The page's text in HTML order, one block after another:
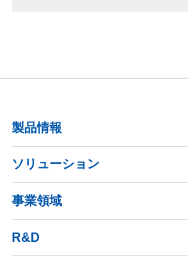
製品情報
ソリューション
事業領域
R&D